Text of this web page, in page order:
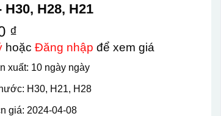
H30, H28, H21
₫
hoặc Đăng nhập để xem giá
xuất: 10 ngày ngày
H30, H21, H28
giá: 2024-04-08